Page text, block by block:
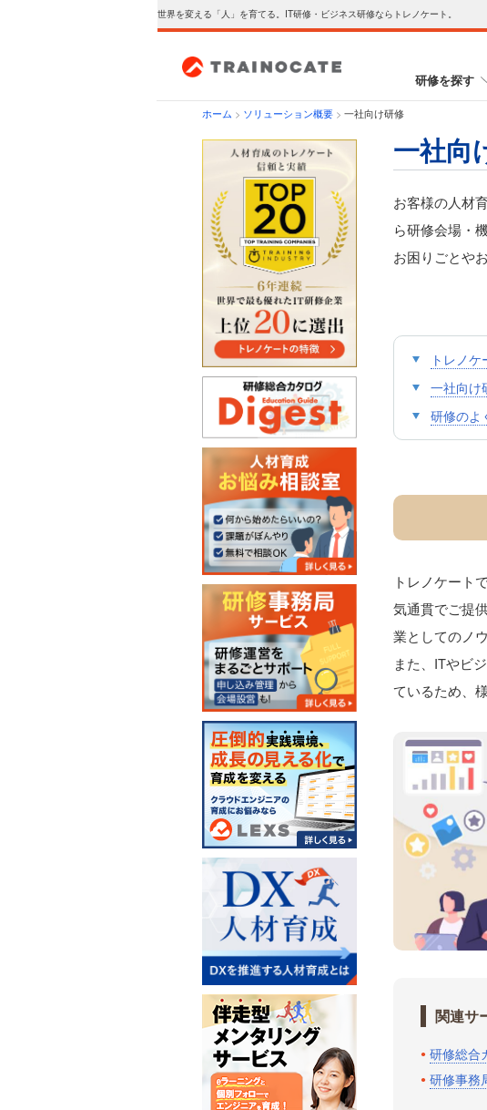
世界を変える「人」を育てる。IT研修・ビジネス研修ならトレノケート。
研修を探す
ホーム > ソリューション概要 > 一社向け研修
一社向
お客様の人材
ら研修会場・
お困りごとや
トレノ
一社向
研修のよ
トレノケート
気通貫でご提
業としてのノ
また、ITやビ
ているため、
関連サ
研修総合
研修事務